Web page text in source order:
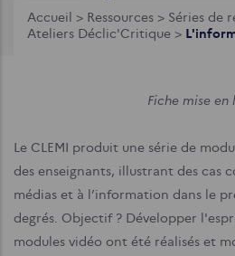
Fil
Accueil > Ressources > Séries de
Ateliers Déclic'Critique >
Fiche mise
Le CLEMI produit une série de
des enseignants, illustrant des cas
médias et à l’information dans le
degrés. Objectif ? Développer
modules vidéo ont été réalisés et